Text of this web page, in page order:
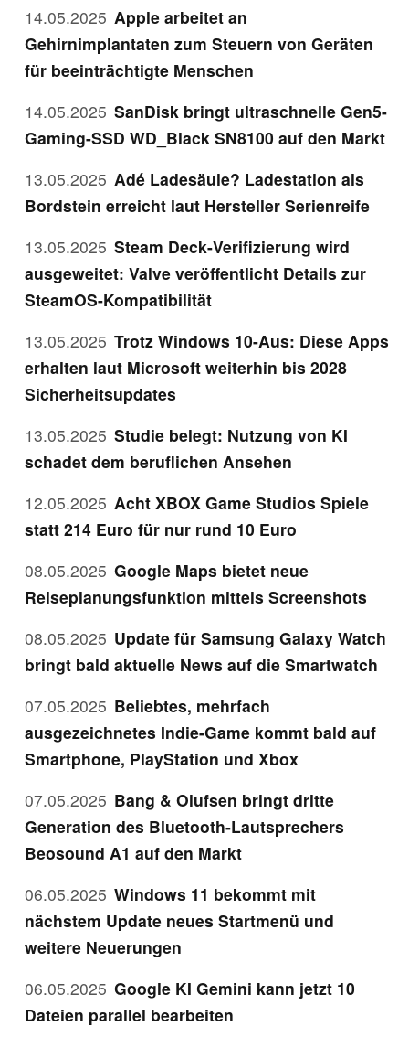
14.05.2025 Apple arbeitet an
Gehirnimplantaten zum Steuern von Geräten
für beeinträchtigte Menschen
14.05.2025 SanDisk bringt ultraschnelle Gen5-
Gaming-SSD WD_Black SN8100 auf den Markt
13.05.2025 Adé Ladesäule? Ladestation als
Bordstein erreicht laut Hersteller Serienreife
13.05.2025 Steam Deck-Verifizierung wird
ausgeweitet: Valve veröffentlicht Details zur
SteamOS-Kompatibilität
13.05.2025 Trotz Windows 10-Aus: Diese Apps
erhalten laut Microsoft weiterhin bis 2028
Sicherheitsupdates
13.05.2025 Studie belegt: Nutzung von KI
schadet dem beruflichen Ansehen
12.05.2025 Acht XBOX Game Studios Spiele
statt 214 Euro für nur rund 10 Euro
08.05.2025 Google Maps bietet neue
Reiseplanungsfunktion mittels Screenshots
08.05.2025 Update für Samsung Galaxy Watch
bringt bald aktuelle News auf die Smartwatch
07.05.2025 Beliebtes, mehrfach
ausgezeichnetes Indie-Game kommt bald auf
Smartphone, PlayStation und Xbox
07.05.2025 Bang & Olufsen bringt dritte
Generation des Bluetooth-Lautsprechers
Beosound A1 auf den Markt
06.05.2025 Windows 11 bekommt mit
nächstem Update neues Startmenü und
weitere Neuerungen
06.05.2025 Google KI Gemini kann jetzt 10
Dateien parallel bearbeiten